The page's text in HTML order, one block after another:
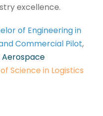
excellence.
of Engineering in
Commercial Pilot,
Aerospace
Science in Logistics